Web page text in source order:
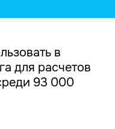
в
для расчетов
93 000